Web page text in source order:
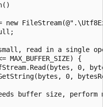
new
read in a single
MAX_BUFFER_SIZE) {
0,
0,
buffer size, perform